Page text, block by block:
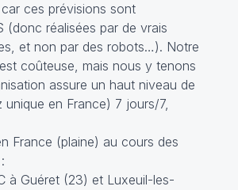
ces prévisions sont
(donc réalisées par de vrais
et non par des robots…). Notre
coûteuse, mais nous y tenons
assure un haut niveau de
unique en France) 7 jours/7,
France (plaine) au cours des
à Guéret (23) et Luxeuil-les-